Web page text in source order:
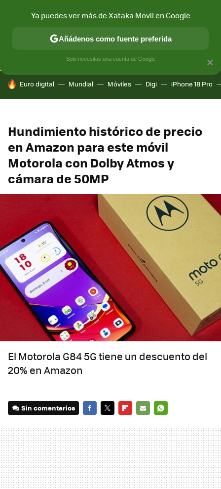
CONECTIVIDAD MÓVIL Y SOCIEDAD APLICACIONES
HOY SE HABLA DE
Euro digital Mundial Móviles Digi iPhone 18 Pro
Hundimiento histórico de precio
en Amazon para este móvil
Motorola con Dolby Atmos y
cámara de 50MP
El Motorola G84 5G tiene un descuento del
20% en Amazon
Sin comentarios
MAIL
×
Ya puedes ver más de Xataka Movil en Google
Añádenos como fuente preferida
Solo necesitas una cuenta de Google